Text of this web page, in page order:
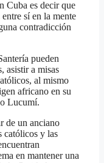
Cuba es decir que
sí en la mente
contradicción
pueden
asistir a misas
al mismo
africano en su
Lucumí.
de un anciano
católicos y las
en mantener una